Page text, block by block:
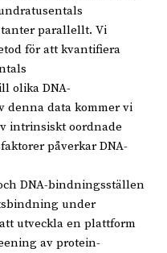
parallellt. Vi
för att kvantifiera
olika DNA-
data kommer vi
intrinsiskt oordnade
påverkar DNA-
DNA-bindningsställen
under
utveckla en plattform
av protein-